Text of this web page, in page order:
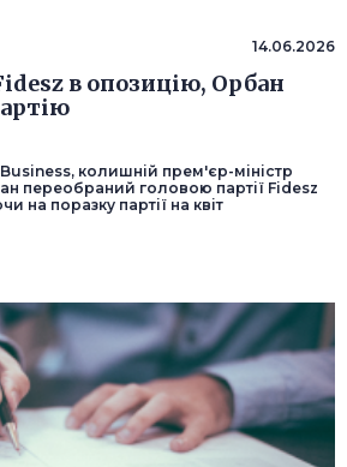
14.06.2026
в опозицію, Орбан
колишній прем'єр-міністр
переобраний головою партії Fidesz
на поразку партії на квіт